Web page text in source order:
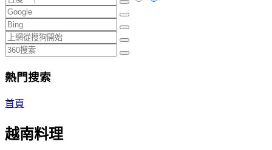
熱門搜索
首頁
越南料理